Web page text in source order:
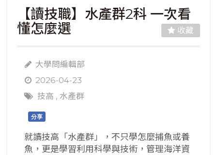
【讀技職】水產群2科 一次看
懂怎麼選
收藏
大學問編輯部
2026-04-23
技高 , 水產群
分享
就讀技高「水產群」，不只學怎麼捕魚或養
魚，更是學習利用科學與技術，管理海洋資